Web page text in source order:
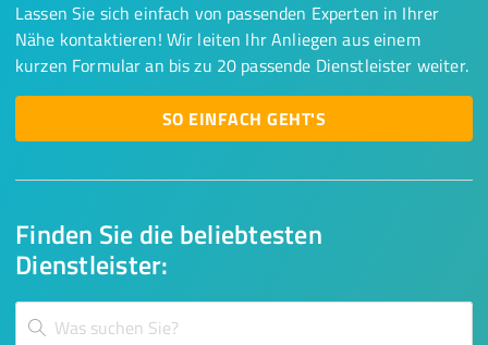
Finden Sie die beliebtesten
Dienstleister:
Lassen Sie sich einfach von passenden Experten in Ihrer
Nähe kontaktieren! Wir leiten Ihr Anliegen aus einem
kurzen Formular an bis zu 20 passende Dienstleister weiter.
SO EINFACH GEHT'S